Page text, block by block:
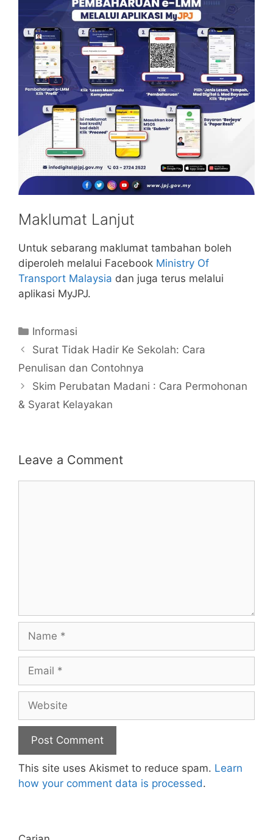
Maklumat Lanjut
Untuk sebarang maklumat tambahan boleh
diperoleh melalui Facebook Ministry Of
Transport Malaysia dan juga terus melalui
aplikasi MyJPJ.
Categories
Informasi
Surat Tidak Hadir Ke Sekolah: Cara
Penulisan dan Contohnya
Skim Perubatan Madani : Cara Permohonan
& Syarat Kelayakan
Leave a Comment
Name
Email
Website
This site uses Akismet to reduce spam. Learn
how your comment data is processed.